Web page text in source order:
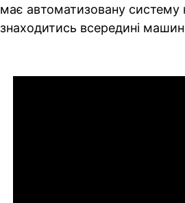
має автоматизовану
знаходитись всередині